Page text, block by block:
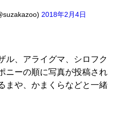
2018年2月4日
、アライグマ、シロフク
ニーの順に写真が投稿され
まや、かまくらなどと一緒